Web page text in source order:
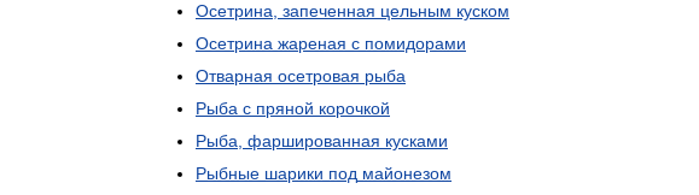
Осетрина запеченная цельным куском
Осетрина жареная с помидорами
Отварная осетровая рыба
Рыба с пряной корочкой
Рыба фаршированная кусками
Рыбные шарики под майонезом